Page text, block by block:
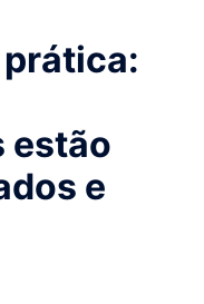
prática:
estão
e